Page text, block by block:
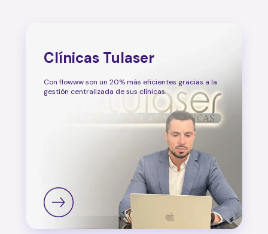
Clínicas Tulaser
Con flowww son un 20% más eficientes gracias a la
gestión centralizada de sus clínicas.